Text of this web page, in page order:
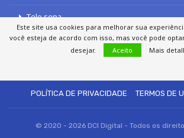
Tele sena
POLÍTICA DE PRIVACIDADE
TERMOS DE
© 2020 - 2026 DCI Digital - Todos os
Este site usa cookies para melhorar sua
você esteja de acordo com isso, mas você pode
desejar.
Aceito Mais